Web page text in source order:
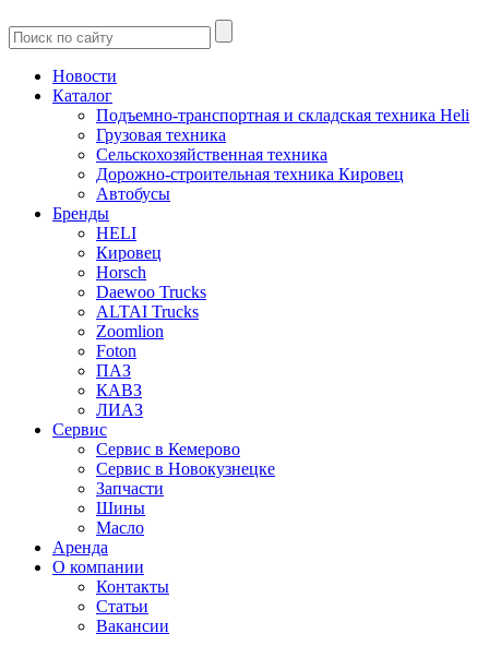
Новости
Каталог
Подъемно-транспортная и складская техника Heli
Грузовая техника
Сельскохозяйственная техника
Дорожно-строительная техника Кировец
Автобусы
Бренды
HELI
Кировец
Horsch
Daewoo Trucks
ALTAI Trucks
Zoomlion
Foton
ПАЗ
КАВЗ
ЛИАЗ
Сервис
Сервис в Кемерово
Сервис в Новокузнецке
Запчасти
Шины
Масло
Аренда
О компании
Контакты
Статьи
Вакансии